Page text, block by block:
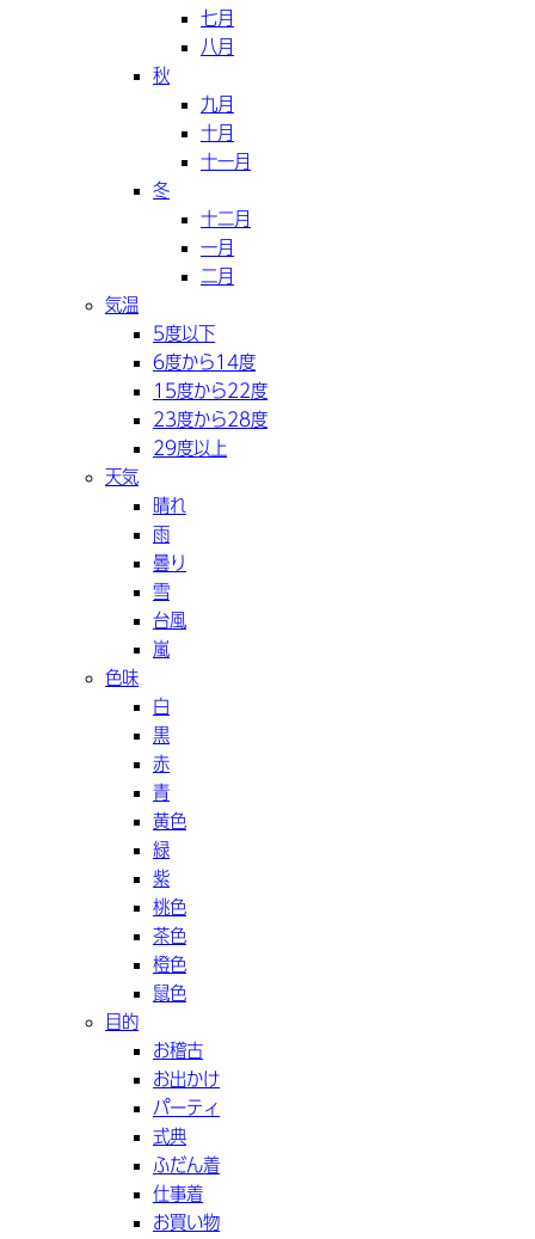
七月
八月
秋
九月
十月
十一月
冬
十二月
一月
二月
気温
5度以下
6度から14度
15度から22度
23度から28度
29度以上
天気
晴れ
雨
曇り
雪
台風
嵐
色味
白
黒
赤
青
黄色
緑
紫
桃色
茶色
橙色
鼠色
目的
お稽古
お出かけ
パーティ
式典
ふだん着
仕事着
お買い物